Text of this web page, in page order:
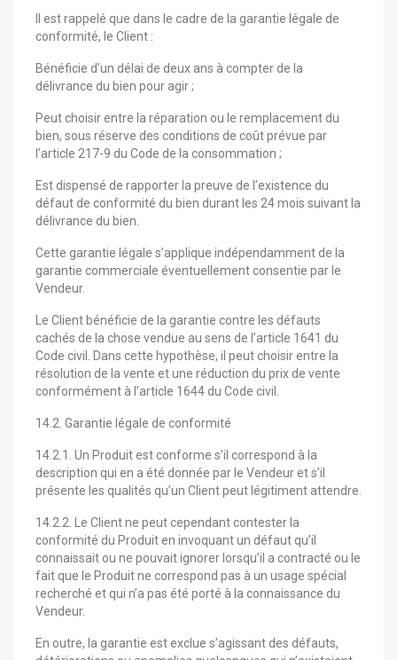
Il est rappelé que dans le cadre de la garantie légale de
conformité, le Client :
Bénéficie d’un délai de deux ans à compter de la
délivrance du bien pour agir ;
Peut choisir entre la réparation ou le remplacement du
bien, sous réserve des conditions de coût prévue par
l’article 217-9 du Code de la consommation ;
Est dispensé de rapporter la preuve de l’existence du
défaut de conformité du bien durant les 24 mois suivant la
délivrance du bien.
Cette garantie légale s’applique indépendamment de la
garantie commerciale éventuellement consentie par le
Vendeur.
Le Client bénéficie de la garantie contre les défauts
cachés de la chose vendue au sens de l’article 1641 du
Code civil. Dans cette hypothèse, il peut choisir entre la
résolution de la vente et une réduction du prix de vente
conformément à l’article 1644 du Code civil.
14.2. Garantie légale de conformité
14.2.1. Un Produit est conforme s’il correspond à la
description qui en a été donnée par le Vendeur et s’il
présente les qualités qu’un Client peut légitiment attendre.
14.2.2. Le Client ne peut cependant contester la
conformité du Produit en invoquant un défaut qu’il
connaissait ou ne pouvait ignorer lorsqu’il a contracté ou le
fait que le Produit ne correspond pas à un usage spécial
recherché et qui n’a pas été porté à la connaissance du
Vendeur.
En outre, la garantie est exclue s’agissant des défauts,